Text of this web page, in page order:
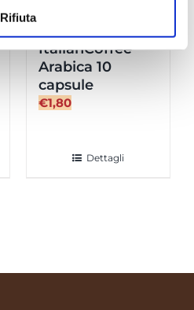
Rifiuta
ItalianCoffee
Arabica 10
capsule
€1,80
Dettagli